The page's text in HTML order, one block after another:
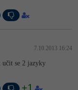
7.10.2013 16:24
učit se 2 jazyky
+1